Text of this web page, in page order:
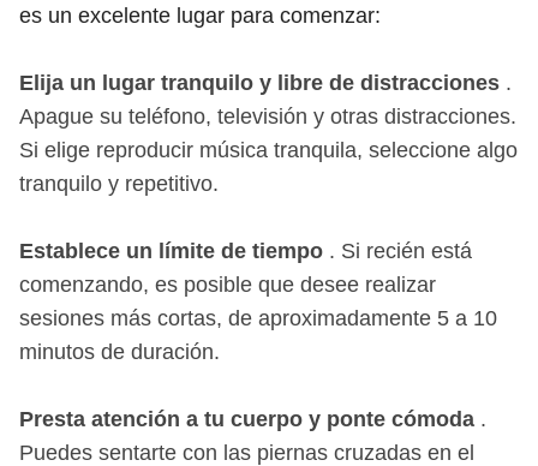
es un excelente lugar para comenzar:
Elija un lugar tranquilo y libre de distracciones .
Apague su teléfono, televisión y otras distracciones.
Si elige reproducir música tranquila, seleccione algo
tranquilo y repetitivo.
Establece un límite de tiempo . Si recién está
comenzando, es posible que desee realizar
sesiones más cortas, de aproximadamente 5 a 10
minutos de duración.
Presta atención a tu cuerpo y ponte cómoda .
Puedes sentarte con las piernas cruzadas en el